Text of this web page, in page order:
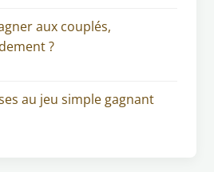
aux couplés,
?
au jeu simple gagnant